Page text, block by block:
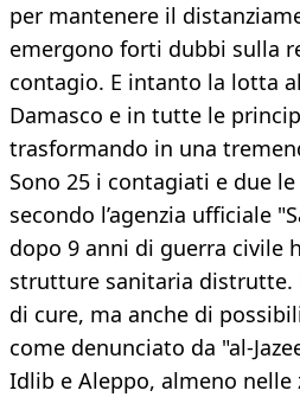
per mantenere il
emergono forti dubbi sulla
contagio. E intanto la lotta
Damasco e in tutte le
trasformando in una
Sono 25 i contagiati e due
secondo l’agenzia ufficiale
dopo 9 anni di guerra civile
strutture sanitaria distrutte.
di cure, ma anche di
come denunciato da "al-
Idlib e Aleppo, almeno